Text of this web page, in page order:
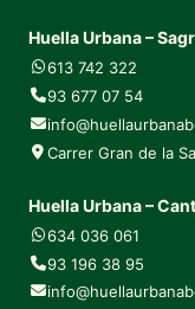
Huella Urbana –
613 742 322
93 677 07 54
Carrer Gran de la
Huella Urbana –
634 036 061
93 196 38 95